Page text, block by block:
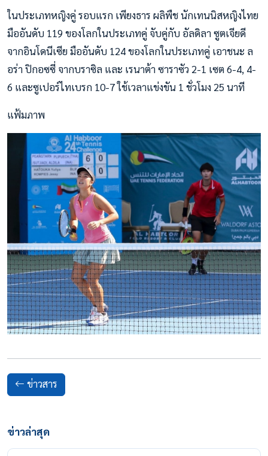
ในประเภทหญิงคู่ รอบแรก เพียงธาร ผลิพืช นักเทนนิสหญิงไทย
มืออันดับ 119 ของโลกในประเภทคู่ จับคู่กับ อัลดิลา ซูตเจียดี
จากอินโดนีเซีย มืออันดับ 124 ของโลกในประเภทคู่ เอาชนะ ล
อร่า ปิกอซซี่ จากบราซิล และ เรนาต้า ซาราซัว 2-1 เซต 6-4, 4-
6 และซูเปอร์ไทเบรก 10-7 ใช้เวลาแข่งขัน 1 ชั่วโมง 25 นาที
แฟ้มภาพ
ข่าวสาร
ข่าวล่าสุด